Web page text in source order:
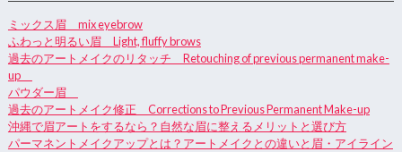
ミックス眉 mix eyebrow
ふわっと明るい眉 Light, fluffy brows
過去のアートメイクのリタッチ Retouching of previous permanent make-
up
パウダー眉
過去のアートメイク修正 Corrections to Previous Permanent Make-up
沖縄で眉アートをするなら？自然な眉に整えるメリットと選び方
パーマネントメイクアップとは？アートメイクとの違いと眉・アイライン